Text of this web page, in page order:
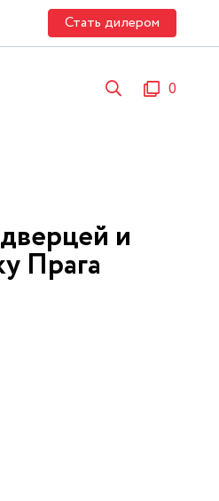
Стать дилером
0
и
Прага